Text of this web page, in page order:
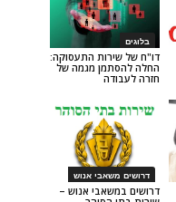
התעסוקה:
מגמה של
אנוש
אנוש –